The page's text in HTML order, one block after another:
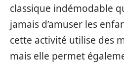
classique indémodable
jamais d’amuser les
cette activité utilise des
mais elle permet